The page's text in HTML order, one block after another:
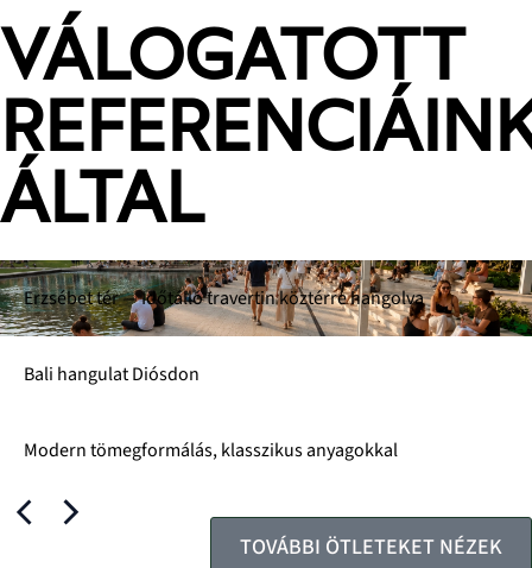
VÁLOGATOTT
ÁLTAL
Erzsébet tér — Időtálló travertin köztérre hangolva
Bali hangulat Diósdon
Modern tömegformálás, klasszikus anyagokkal
TOVÁBBI ÖTLETEKET NÉZEK